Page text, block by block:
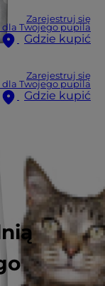
Zarejestruj się
dla Twojego pupila
Gdzie kupić
Zarejestruj się
dla Twojego pupila
Gdzie kupić